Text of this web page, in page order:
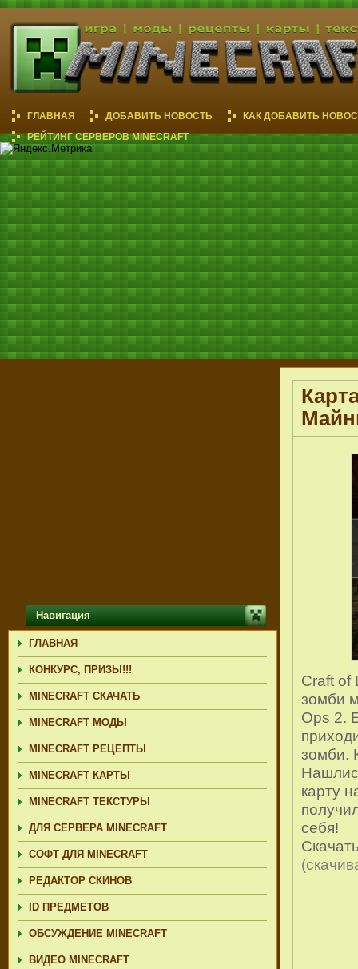
ГЛАВНАЯ ДОБАВИТЬ НОВОСТЬ
КАК ДОБАВИТЬ
РЕЙТИНГ СЕРВЕРОВ MINECRAFT
Навигация
ГЛАВНАЯ
КОНКУРС, ПРИЗЫ!!!
MINECRAFT СКАЧАТЬ
MINECRAFT МОДЫ
MINECRAFT РЕЦЕПТЫ
MINECRAFT КАРТЫ
MINECRAFT ТЕКСТУРЫ
ДЛЯ СЕРВЕРА MINECRAFT
СОФТ ДЛЯ MINECRAFT
РЕДАКТОР СКИНОВ
ID ПРЕДМЕТОВ
ОБСУЖДЕНИЕ MINECRAFT
ВИДЕО MINECRAFT
Craft of
зомби
Ops 2.
зомби.
карту
себя!